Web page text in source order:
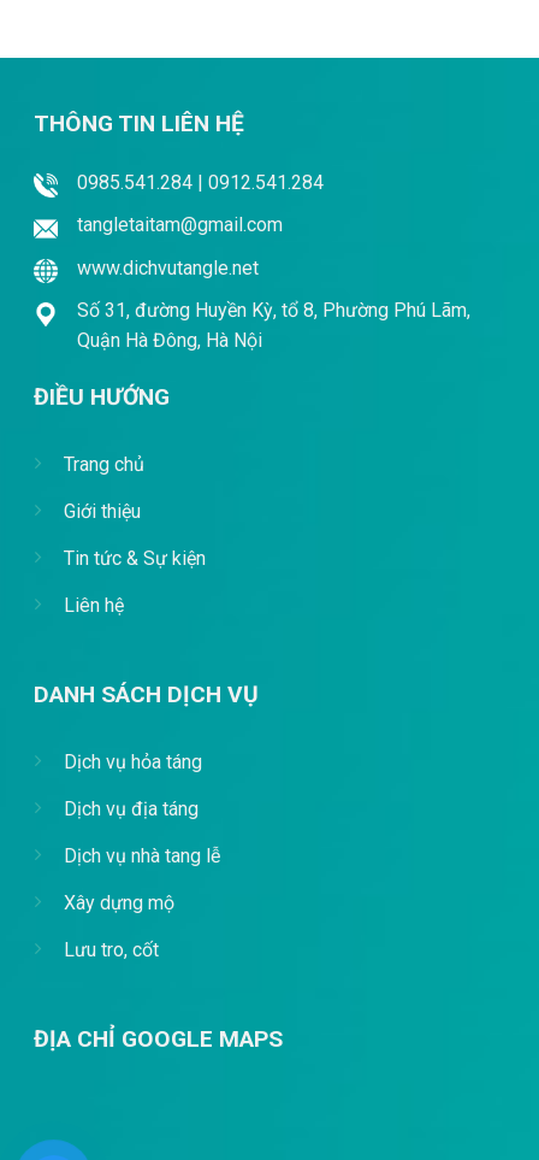
THÔNG TIN LIÊN HỆ
0985.541.284 | 0912.541.284
tangletaitam@gmail.com
www.dichvutangle.net
Số 31, đường Huyền Kỳ, tổ 8, Phường Phú Lãm,
Quận Hà Đông, Hà Nội
ĐIỀU HƯỚNG
Trang chủ
Giới thiệu
Tin tức & Sự kiện
Liên hệ
DANH SÁCH DỊCH VỤ
Dịch vụ hỏa táng
Dịch vụ địa táng
Dịch vụ nhà tang lễ
Xây dựng mộ
Lưu tro, cốt
ĐỊA CHỈ GOOGLE MAPS